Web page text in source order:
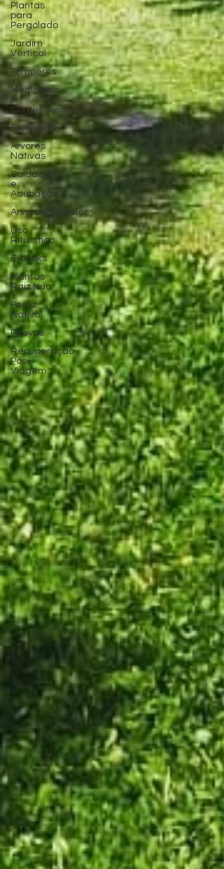
Plantas
para
Pergolado
Jardim
Vertical
Temperos
Medicinais
/
Comestíveis
Frutíferas
Árvores
Nativas
Cuidados
e
Adubação
Arvores/Arbustos
Uso
Ritulístico
E-books
Plantas
Raiz Nua
Fertiz
Nativo
Pitayas
Recuperação
Pós-
Viagem